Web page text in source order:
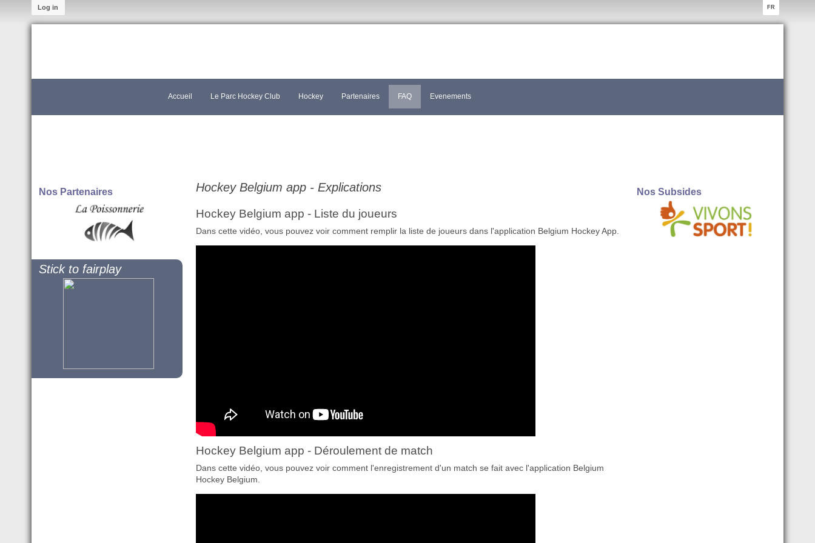
FR
Log in
Accueil Le Parc Hockey Club Hockey Partenaires FAQ Evenements
Hockey Belgium app - Explications
Hockey Belgium app - Liste du joueurs
Dans cette vidéo, vous pouvez voir comment remplir la liste de joueurs dans l'application Belgium Hockey App.
Hockey Belgium app - Déroulement de match
Dans cette vidéo, vous pouvez voir comment l'enregistrement d'un match se fait avec l'application Belgium
Hockey Belgium.
Nos Partenaires
Stick to fairplay
Nos Subsides